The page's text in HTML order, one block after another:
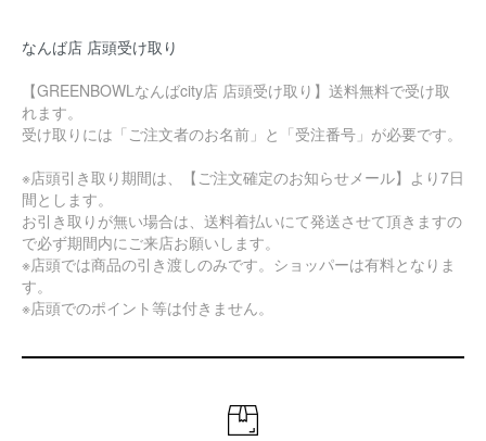
なんば店 店頭受け取り
【GREENBOWLなんばcity店 店頭受け取り】送料無料で受け取
れます。
受け取りには「ご注文者のお名前」と「受注番号」が必要です。
※店頭引き取り期間は、【ご注文確定のお知らせメール】より7日
間とします。
お引き取りが無い場合は、送料着払いにて発送させて頂きますの
で必ず期間内にご来店お願いします。
※店頭では商品の引き渡しのみです。ショッパーは有料となりま
す。
※店頭でのポイント等は付きません。